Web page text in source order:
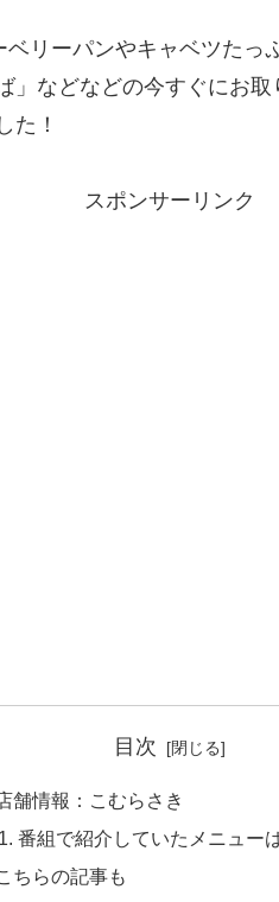
リーパンやキャベツたっ
」などなどの今すぐにお
た！
スポンサーリンク
目次
舗情報：こむらさき
番組で紹介していたメニュー
ちらの記事も